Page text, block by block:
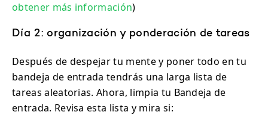
obtener más información)
Día 2: organización y ponderación de tareas
Después de despejar tu mente y poner todo en tu
bandeja de entrada tendrás una larga lista de
tareas aleatorias. Ahora, limpia tu Bandeja de
entrada. Revisa esta lista y mira si: